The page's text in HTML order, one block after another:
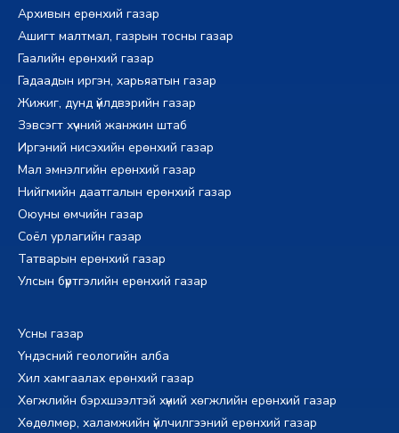
Архивын ерөнхий газар
Ашигт малтмал, газрын тосны газар
Гаалийн ерөнхий газар
Гадаадын иргэн, харьяатын газар
Жижиг, дунд үйлдвэрийн газар
Зэвсэгт хүчний жанжин штаб
Иргэний нисэхийн ерөнхий газар
Мал эмнэлгийн ерөнхий газар
Нийгмийн даатгалын ерөнхий газар
Оюуны өмчийн газар
Соёл урлагийн газар
Татварын ерөнхий газар
Улсын бүртгэлийн ерөнхий газар
Усны газар
Үндэсний геологийн алба
Хил хамгаалах ерөнхий газар
Хөгжлийн бэрхшээлтэй хүний хөгжлийн ерөнхий газар
Хөдөлмөр, халамжийн үйлчилгээний ерөнхий газар